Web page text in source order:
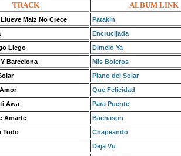
TRACK ALBUM LINK
Maiz No Crece Patakin
Encrucijada
Llego Dimelo Ya
Barcelona Mis Boleros
Piano del Solar
Que Felicidad
Awa Para Puente
Amarte Bachason
Todo Chapeando
Deja Vu